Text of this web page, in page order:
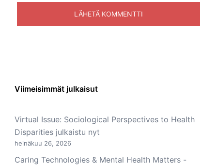
Viimeisimmät julkaisut
Virtual Issue: Sociological Perspectives to Health
Disparities julkaistu nyt
heinäkuu 26, 2026
Caring Technologies & Mental Health Matters -